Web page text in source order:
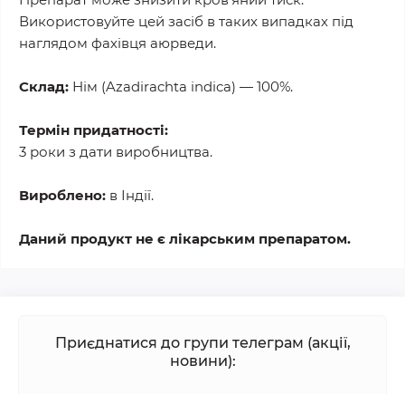
Використовуйте цей засіб в таких випадках під
наглядом фахівця аюрведи.
Склад: Нім (Azadirachta indica) — 100%.
Термін придатності:
3 роки з дати виробництва.
Вироблено: в Індії.
Даний продукт не є лікарським препаратом.
Приєднатися до групи телеграм (акції,
новини):